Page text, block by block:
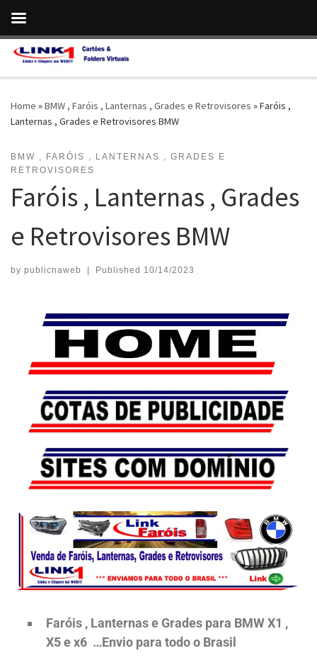
Skip to content
Home »BMW , Faróis , Lanternas , Grades e Retrovisores »Faróis ,
Lanternas , Grades e Retrovisores BMW
BMW , FARÓIS , LANTERNAS , GRADES E
RETROVISORES
Faróis , Lanternas , Grades
e Retrovisores BMW
by publicnaweb | Published 10/14/2023
Faróis , Lanternas e Grades para BMW X1 ,
X5 e x6 …Envio para todo o Brasil